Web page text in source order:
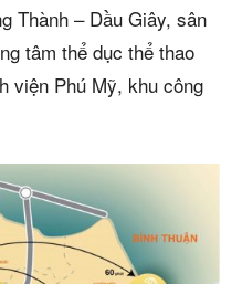
Thành – Dầu Giây, sân
tâm thể dục thể thao
viện Phú Mỹ, khu công